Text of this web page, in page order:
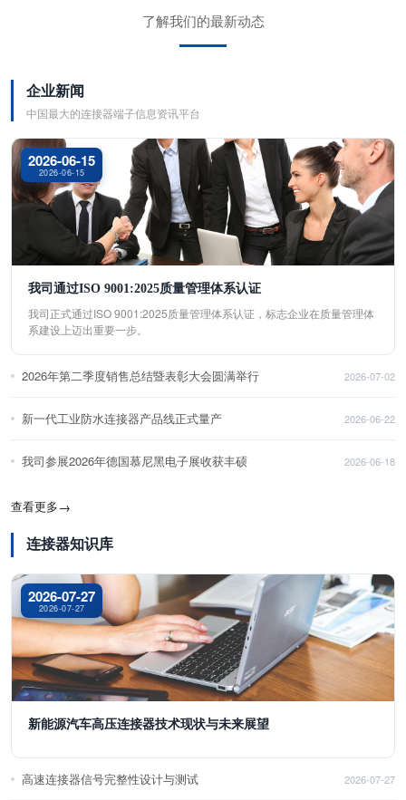
了解我们的最新动态
企业新闻
中国最大的连接器端子信息资讯平台
2026-06-15
2026-06-15
我司通过ISO 9001:2025质量管理体系认证
我司正式通过ISO 9001:2025质量管理体系认证，标志企业在质量管理体
系建设上迈出重要一步。
2026年第二季度销售总结暨表彰大会圆满举行 2026-07-02
新一代工业防水连接器产品线正式量产 2026-06-22
我司参展2026年德国慕尼黑电子展收获丰硕 2026-06-18
查看更多→
连接器知识库
2026-07-27
2026-07-27
新能源汽车高压连接器技术现状与未来展望
高速连接器信号完整性设计与测试 2026-07-27